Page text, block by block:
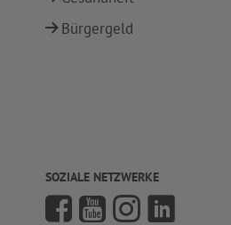
Bürgergeld
SOZIALE NETZWERKE